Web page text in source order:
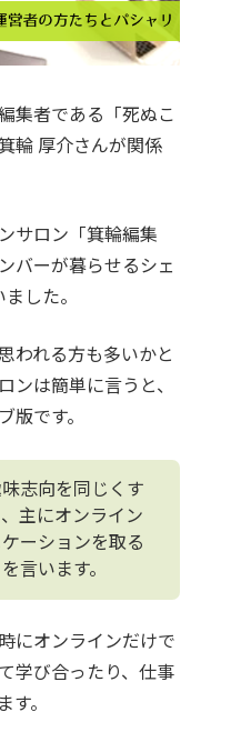
集者である「死ぬこ
輪 厚介さんが関係
サロン「箕輪編集
バーが暮らせるシェ
した。
われる方も多いかと
ンは簡単に言うと、
版です。
志向を同じくす
主にオンライン
ケーションを取る
言います。
にオンラインだけで
学び合ったり、仕事
す。